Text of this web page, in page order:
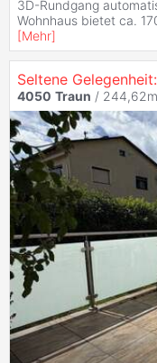
3D-Rundgang
Wohnhaus bietet ca.
[Mehr]
4050 Traun /